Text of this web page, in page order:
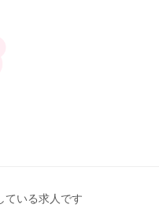
ている求人です